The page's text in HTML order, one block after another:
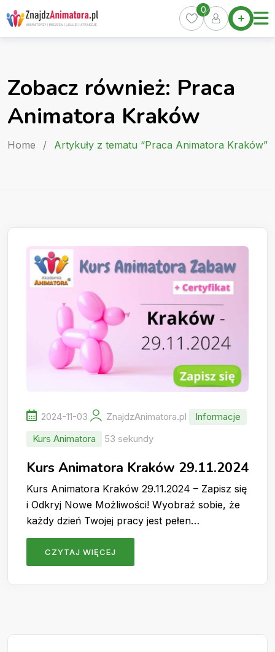
Skip
to
content
Home
Oferty
Pakiety
Kurs
0
Zobacz również: Praca
Animatora Kraków
Home / Artykuły z tematu “Praca Animatora Kraków”
2024-11-03 ZnajdzAnimatora.pl
Informacje
Kurs Animatora
53 sekundy
Kurs Animatora Kraków 29.11.2024
Kurs Animatora Kraków 29.11.2024 – Zapisz się
i Odkryj Nowe Możliwości! Wyobraź sobie, że
każdy dzień Twojej pracy jest pełen…
CZYTAJ WIĘCEJ